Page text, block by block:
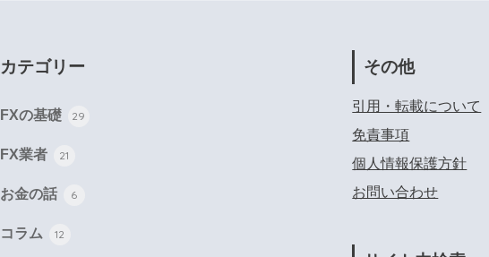
カテゴリー
FXの基礎 29
FX業者 21
お金の話 6
コラム 12
その他
引用・転載について
免責事項
個人情報保護方針
お問い合わせ